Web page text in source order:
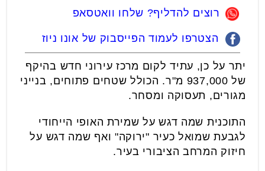
רוצים להדליף? שלחו וואטסאפ
הצטרפו לעמוד הפייסבוק של אונו ניוז
יתר על כן, עתיד לקום מרכז עירוני חדש בהיקף
של 937,000 מ"ר. הכולל שטחים פתוחים, בנייני
מגורים, תעסוקה ומסחר.
התוכנית שמה דגש על שמירת האופי הייחודי
לגבעת שמואל כעיר "ירוקה" ואף שמה דגש על
חיזוק המרחב הציבורי בעיר.